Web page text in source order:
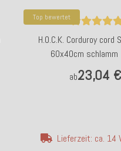
Top bewertet
H.O.C.K. Corduroy cord
60x40cm schlamm
ab23,04 €
Lieferzeit: ca. 14